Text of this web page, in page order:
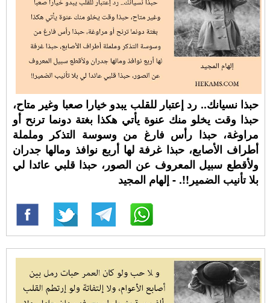
حبذا نسيانك.. رد إعتبار للقلب يبدو خيارا صعبا وغير متاح،
حبذا وقت يخلو منك عنوة يأتي هكذا بغتة دونما ترنح أو
مراوغة، حبذا رأس فارغ من وسوسة التذكر وململة
أطراف الأصابع، حبذا غرفة لها أربع نوافذ ومالها جدران
ولأقطع سبيل المعروف عن الصور، حبذا قلبي عائدا لي
بلا تأنيب الضمير!!. - إلهام المجيد